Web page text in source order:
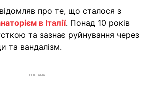
про те, що сталося з
в Італії. Понад 10 років
та зазнає руйнування через
та вандалізм.
РЕКЛАМА